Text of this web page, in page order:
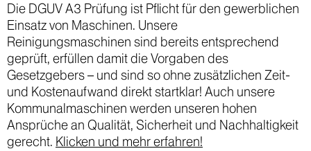
Die DGUV A3 Prüfung ist Pflicht für den gewerblichen
Einsatz von Maschinen. Unsere
Reinigungsmaschinen sind bereits entsprechend
geprüft, erfüllen damit die Vorgaben des
Gesetzgebers – und sind so ohne zusätzlichen Zeit-
und Kostenaufwand direkt startklar! Auch unsere
Kommunalmaschinen werden unseren hohen
Ansprüche an Qualität, Sicherheit und Nachhaltigkeit
gerecht. Klicken und mehr erfahren!